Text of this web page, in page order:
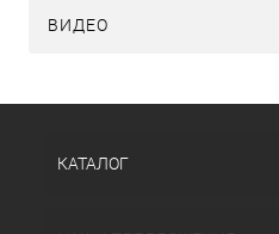
ВИДЕО
КАТАЛОГ